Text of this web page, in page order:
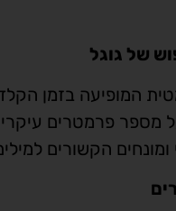
המופיעה בזמן
פרמטרים
ומונחים הקשורים